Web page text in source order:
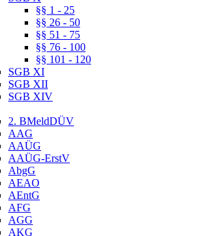
§§ 1 - 25
§§ 26 - 50
§§ 51 - 75
§§ 76 - 100
§§ 101 - 120
SGB XI
SGB XII
SGB XIV
2. BMeldDÜV
AAG
AAÜG
AAÜG-ErstV
AbgG
AEAO
AEntG
AFG
AGG
AKG